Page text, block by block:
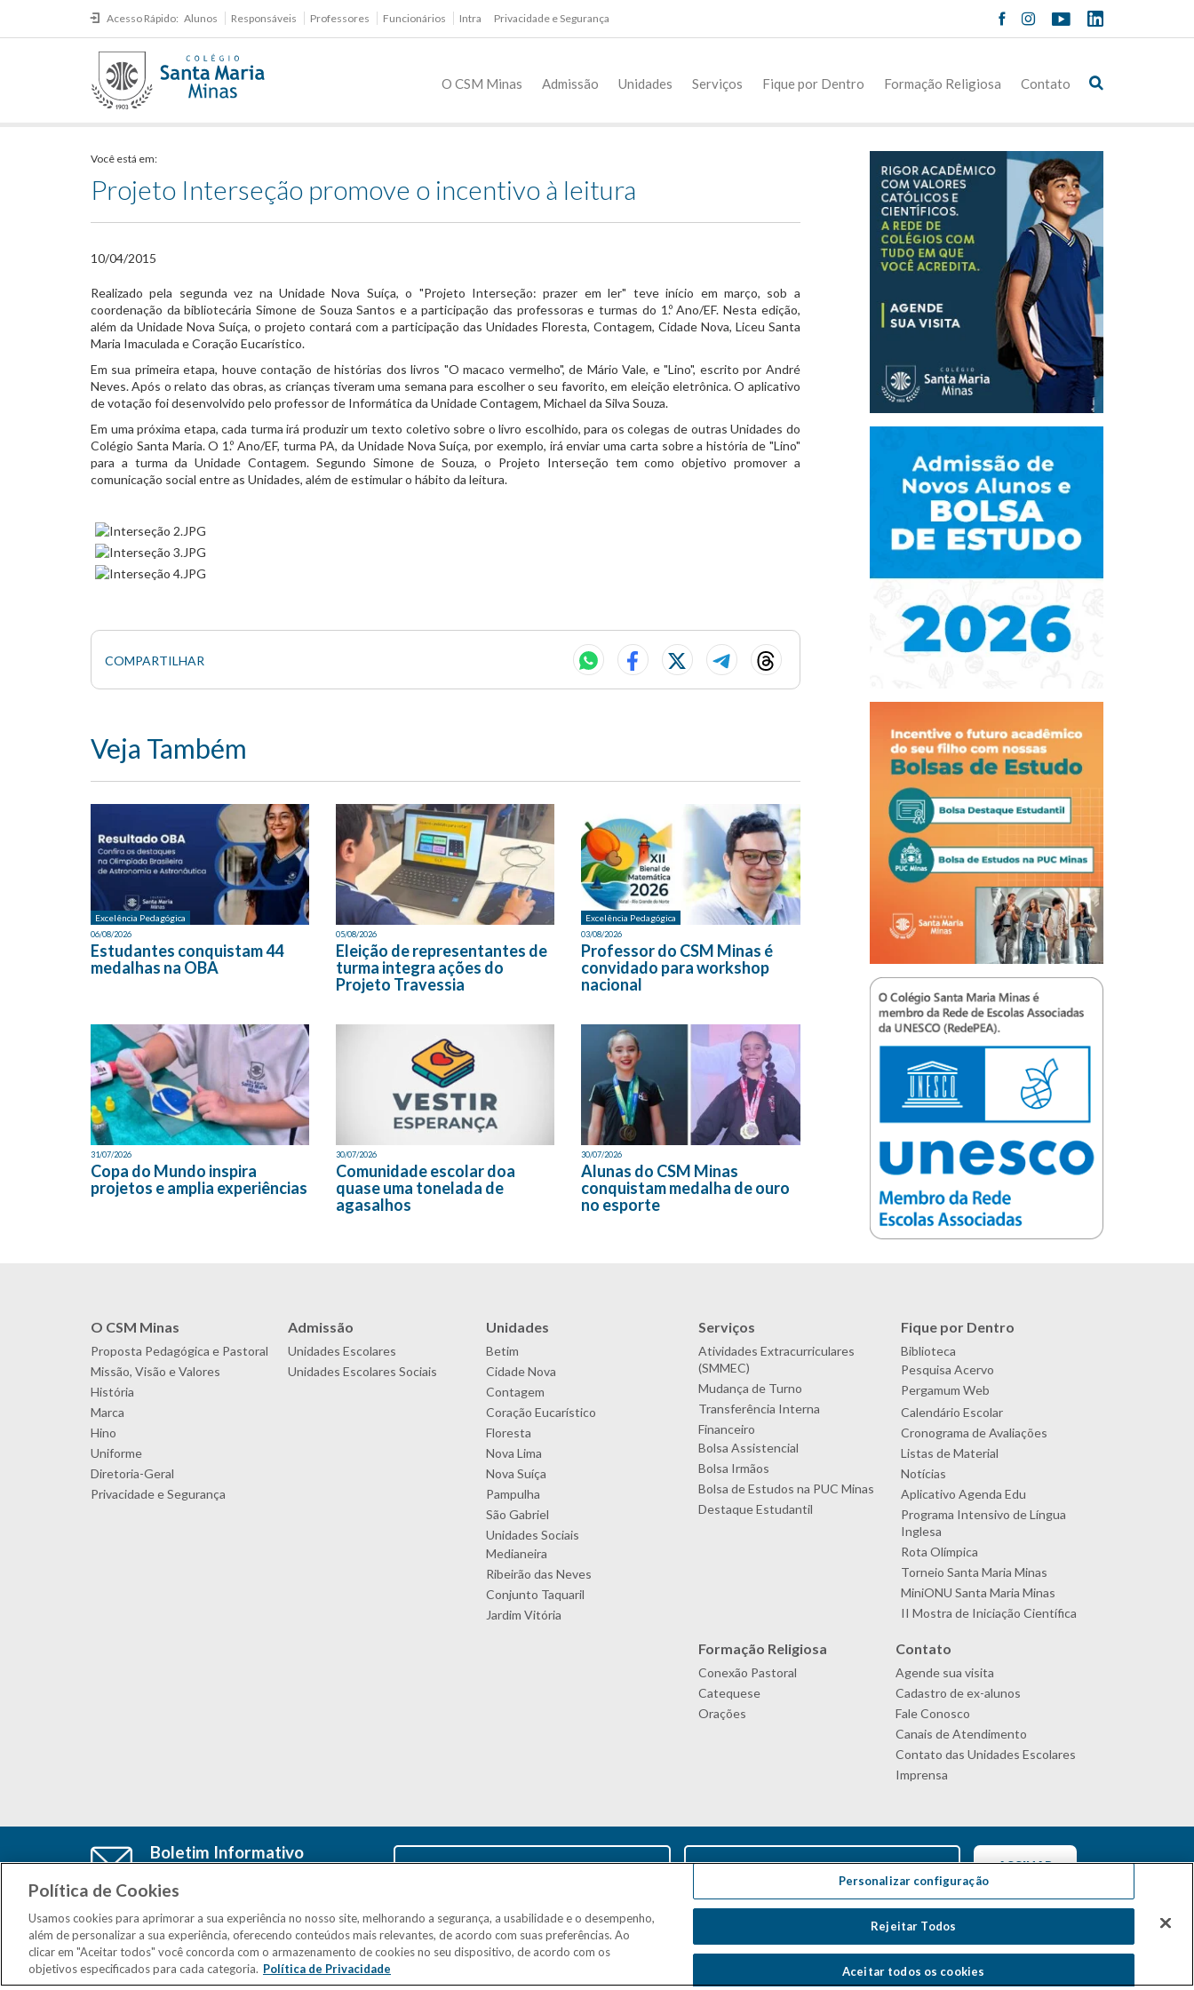
Acesso Rápido: Alunos Responsáveis Professores Funcionários Intra Privacidade e Segurança
O CSM Minas Admissão Unidades Serviços Fique por Dentro Formação Religiosa Contato
Você está em:
Projeto Interseção promove o incentivo à leitura
10/04/2015
​Realizado pela segunda vez na Unidade Nova Suíça, o "Projeto Interseção: prazer em ler" teve início em março, sob a
coordenação da bibliotecária Simone de Souza Santos e a participação das professoras e turmas do 1.º Ano/EF. Nesta edição,
além da Unidade Nova Suíça, o projeto contará com a participação das Unidades Floresta, Contagem, Cidade Nova, Liceu Santa
Maria Imaculada e Coração Eucarístico.
Em sua primeira etapa, houve contação de histórias dos livros "O macaco vermelho", de Mário Vale, e "Lino", escrito por André
Neves. Após o relato das obras, as crianças tiveram uma semana para escolher o seu favorito, em eleição eletrônica. O aplicativo
de votação foi desenvolvido pelo professor de Informática da Unidade Contagem, Michael da Silva Souza.
Em uma próxima etapa, cada turma irá produzir um texto coletivo sobre o livro escolhido, para os colegas de outras Unidades do
Colégio Santa Maria. O 1.º Ano/EF, turma PA, da Unidade Nova Suíça, por exemplo, irá enviar uma carta sobre a história de "Lino"
para a turma da Unidade Contagem. Segundo Simone de Souza, o Projeto Interseção tem como objetivo promover a
comunicação social entre as Unidades, além de estimular o hábito da leitura.
COMPARTILHAR
Veja Também
Excelência Pedagógica
06/08/2026
Estudantes conquistam 44
medalhas na OBA
05/08/2026
Eleição de representantes de
turma integra ações do
Projeto Travessia
Excelência Pedagógica
03/08/2026
Professor do CSM Minas é
convidado para workshop
nacional
31/07/2026
Copa do Mundo inspira
projetos e amplia experiências
30/07/2026
Comunidade escolar doa
quase uma tonelada de
agasalhos
30/07/2026
Alunas do CSM Minas
conquistam medalha de ouro
no esporte
O CSM Minas
Proposta Pedagógica e Pastoral
Missão, Visão e Valores
História
Marca
Hino
Uniforme
Diretoria-Geral
Privacidade e Segurança
Admissão
Unidades Escolares
Unidades Escolares Sociais
Unidades
Betim
Cidade Nova
Contagem
Coração Eucarístico
Floresta
Nova Lima
Nova Suíça
Pampulha
São Gabriel
Unidades Sociais
Medianeira
Ribeirão das Neves
Conjunto Taquaril
Jardim Vitória
Serviços
Atividades Extracurriculares
(SMMEC)
Mudança de Turno
Transferência Interna
Financeiro
Bolsa Assistencial
Bolsa Irmãos
Bolsa de Estudos na PUC Minas
Destaque Estudantil
Fique por Dentro
Biblioteca
Pesquisa Acervo
Pergamum Web
Calendário Escolar
Cronograma de Avaliações
Listas de Material
Notícias
Aplicativo Agenda Edu
Programa Intensivo de Língua
Inglesa
Rota Olímpica
Torneio Santa Maria Minas
MiniONU Santa Maria Minas
II Mostra de Iniciação Científica
Formação Religiosa
Conexão Pastoral
Catequese
Orações
Contato
Agende sua visita
Cadastro de ex-alunos
Fale Conosco
Canais de Atendimento
Contato das Unidades Escolares
Imprensa
Boletim Informativo
atualizações do CSM Minas no seu e-
mail
Política de Cookies
Usamos cookies para aprimorar a sua experiência no nosso site, melhorando a segurança, a usabilidade e o desempenho,
além de personalizar a sua experiência, oferecendo conteúdos mais relevantes, de acordo com suas preferências. Ao
clicar em "Aceitar todos" você concorda com o armazenamento de cookies no seu dispositivo, de acordo com os
objetivos especificados para cada categoria. Política de Privacidade
Personalizar configuração
Rejeitar Todos
Aceitar todos os cookies